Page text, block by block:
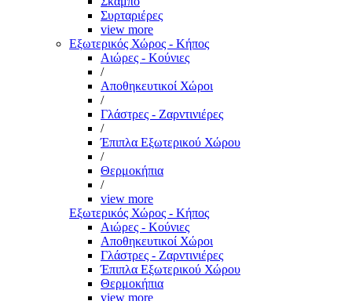
Συρταριέρες
view more
Εξωτερικός Χώρος - Κήπος
Αιώρες - Κούνιες
/
Αποθηκευτικοί Χώροι
/
Γλάστρες - Ζαρντινιέρες
/
Έπιπλα Εξωτερικού Χώρου
/
Θερμοκήπια
/
view more
Εξωτερικός Χώρος - Κήπος
Αιώρες - Κούνιες
Αποθηκευτικοί Χώροι
Γλάστρες - Ζαρντινιέρες
Έπιπλα Εξωτερικού Χώρου
Θερμοκήπια
view more